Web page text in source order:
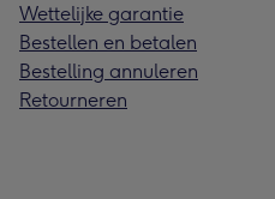
Wettelijke garantie
Bestellen en betalen
Bestelling annuleren
Retourneren